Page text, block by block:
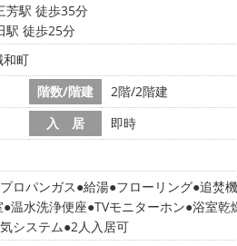
芳駅 徒歩35分
駅 徒歩25分
和町
階数/階建 2階/2階建
入 居 即時
プロパンガス 給湯 フローリング 追焚
温水洗浄便座 TVモニターホン 浴室乾
システム 2人入居可